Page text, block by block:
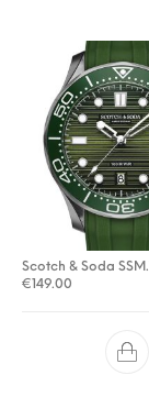
Scotch & Soda
€ 149.00